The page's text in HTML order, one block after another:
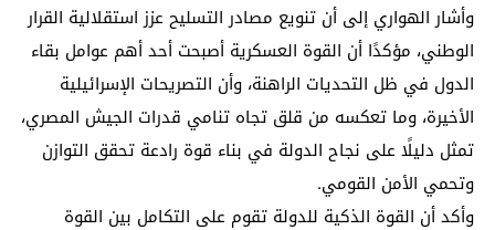
وأشار الهواري إلى أن تنويع مصادر التسليح عزز استقلالية القرار
الوطني، مؤكدًا أن القوة العسكرية أصبحت أحد أهم عوامل بقاء
الدول في ظل التحديات الراهنة، وأن التصريحات الإسرائيلية
الأخيرة، وما تعكسه من قلق تجاه تنامي قدرات الجيش المصري،
تمثل دليلًا على نجاح الدولة في بناء قوة رادعة تحقق التوازن
وتحمي الأمن القومي.
وأكد أن القوة الذكية للدولة تقوم على التكامل بين القوة